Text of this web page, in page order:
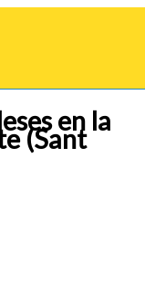
en la
(Sant